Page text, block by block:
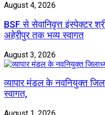
August 4, 2026
BSF से सेवानिवृत्त इंस्पेक्टर
अहेरीपुर तक भव्य स्वागत
August 3, 2026
व्यापार मंडल के नवनियुक्त
स्वागत,